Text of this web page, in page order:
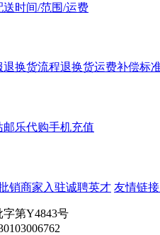
送时间/范围/运费
退换货流程退换货运费补偿标
邮乐代购手机充值
销商家入驻诚聘英才 友情链接
第Y4843号